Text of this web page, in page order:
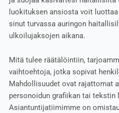
luokituksen ansiosta voit
sinut turvassa auringon
ulkoilujaksojen aikana.
Mitä tulee räätälöintiin,
vaihtoehtoja, jotka sopivat
Mahdollisuudet ovat rajattomat
personoidun grafiikan tai tekstin
Asiantuntijatiimimme on